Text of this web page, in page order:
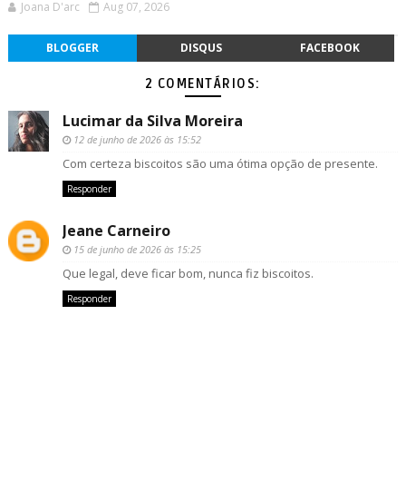
Joana D'arc Aug 07, 2026
BLOGGER DISQUS FACEBOOK
2 COMENTÁRIOS:
Lucimar da Silva Moreira
12 de junho de 2026 às 15:52
Com certeza biscoitos são uma ótima opção de presente.
Responder
Jeane Carneiro
15 de junho de 2026 às 15:25
Que legal, deve ficar bom, nunca fiz biscoitos.
Responder